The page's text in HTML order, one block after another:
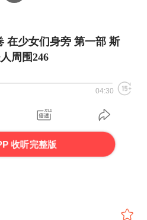
在少女们身旁 第一部 斯
周围246
04:30
收听完整版